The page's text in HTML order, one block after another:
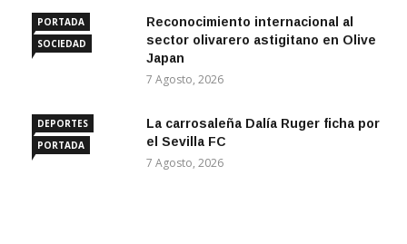
PORTADA
SOCIEDAD
Reconocimiento internacional al
sector olivarero astigitano en Olive
Japan
7 Agosto, 2026
DEPORTES
PORTADA
La carrosaleña Dalía Ruger ficha por
el Sevilla FC
7 Agosto, 2026